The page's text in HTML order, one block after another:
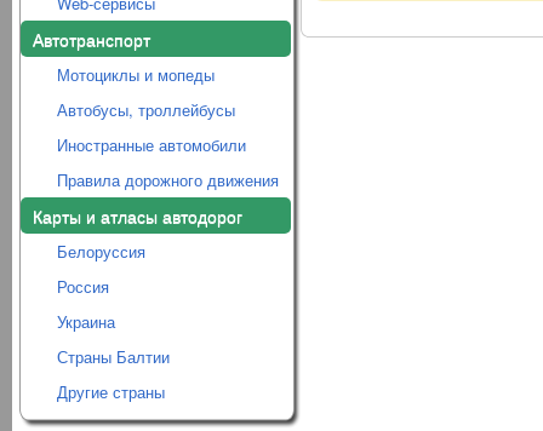
Автотранспорт
Мотоциклы и мопеды
Автобусы, троллейбусы
Иностранные автомобили
Правила дорожного движения
Карты и атласы автодорог
Белоруссия
Россия
Украина
Страны Балтии
Другие страны